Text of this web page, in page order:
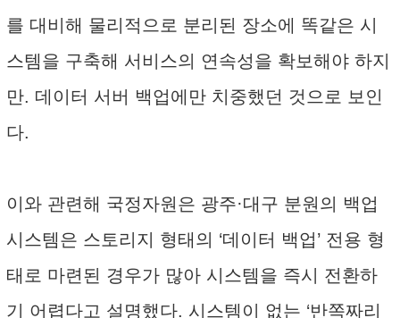
를 대비해 물리적으로 분리된 장소에 똑같은 시
스템을 구축해 서비스의 연속성을 확보해야 하지
만. 데이터 서버 백업에만 치중했던 것으로 보인
다.
이와 관련해 국정자원은 광주·대구 분원의 백업
시스템은 스토리지 형태의 ‘데이터 백업’ 전용 형
태로 마련된 경우가 많아 시스템을 즉시 전환하
기 어렵다고 설명했다. 시스템이 없는 ‘반쪽짜리